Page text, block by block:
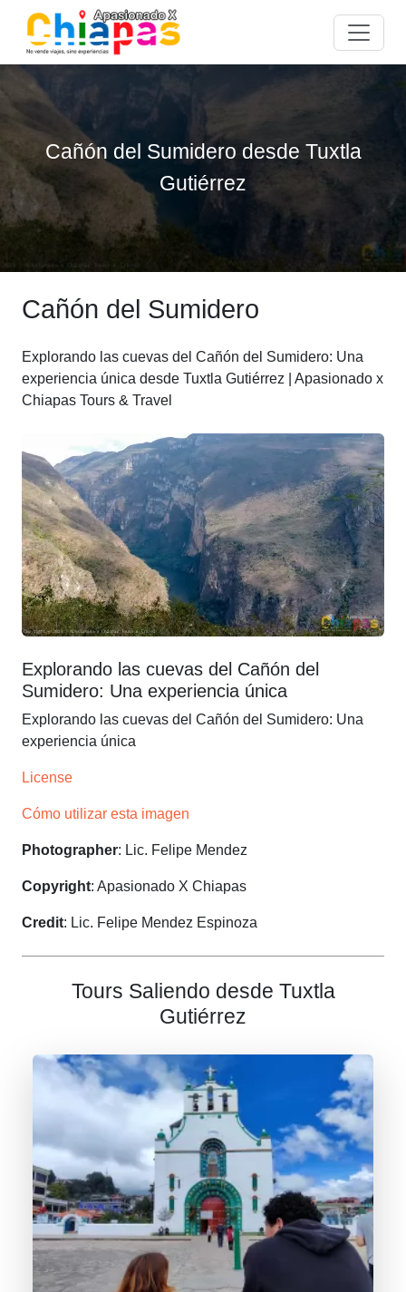
Cañón del Sumidero desde Tuxtla
Gutiérrez
Cañón del Sumidero
Explorando las cuevas del Cañón del Sumidero: Una
experiencia única desde Tuxtla Gutiérrez | Apasionado x
Chiapas Tours & Travel
Explorando las cuevas del Cañón del
Sumidero: Una experiencia única
Explorando las cuevas del Cañón del Sumidero: Una
experiencia única
License
Cómo utilizar esta imagen
Photographer: Lic. Felipe Mendez
Copyright: Apasionado X Chiapas
Credit: Lic. Felipe Mendez Espinoza
Tours Saliendo desde Tuxtla
Gutiérrez